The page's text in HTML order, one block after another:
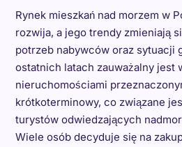
Rynek mieszkań nad morzem w
rozwija, a jego trendy zmieniają
potrzeb nabywców oraz sytuacji
ostatnich latach zauważalny jest
nieruchomościami
krótkoterminowy, co związane
turystów odwiedzających
Wiele osób decyduje się na